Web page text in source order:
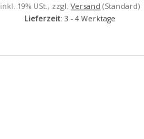
inkl. 19% USt., zzgl.Versand (Standard)
Lieferzeit: 3 - 4 Werktage